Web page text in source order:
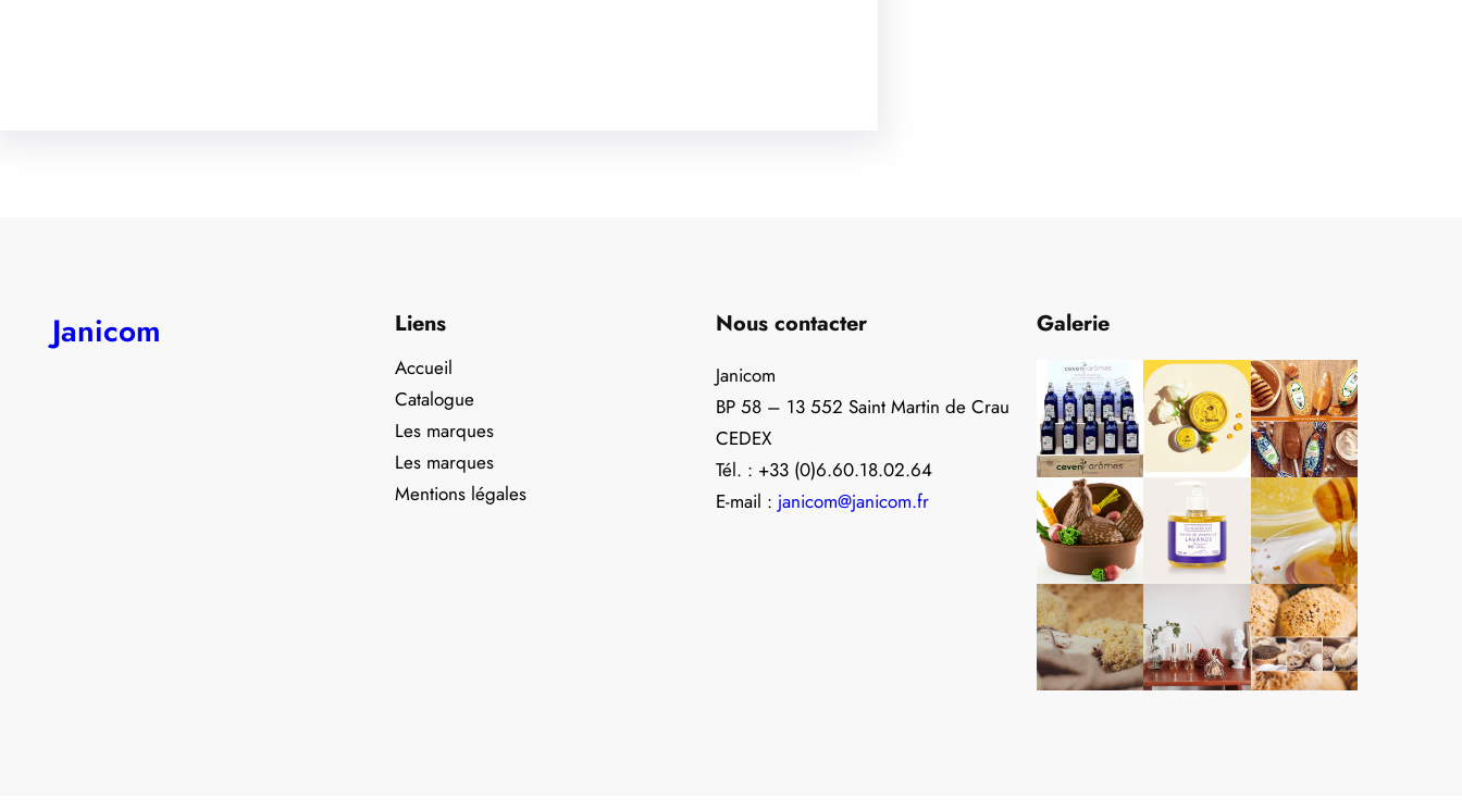
Janicom Liens
Accueil
Catalogue
Les marques
Les marques
Mentions légales
Nous contacter
Janicom
BP 58 – 13 552 Saint Martin de Crau
CEDEX
Tél. : +33 (0)6.60.18.02.64
E-mail : janicom@janicom.fr
Galerie